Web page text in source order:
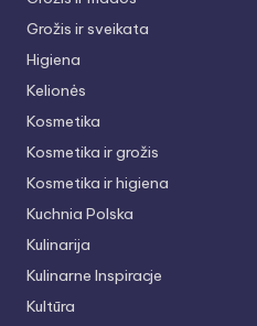
Grožis ir sveikata
Higiena
Kelionės
Kosmetika
Kosmetika ir grožis
Kosmetika ir higiena
Kuchnia Polska
Kulinarija
Kulinarne Inspiracje
Kultūra